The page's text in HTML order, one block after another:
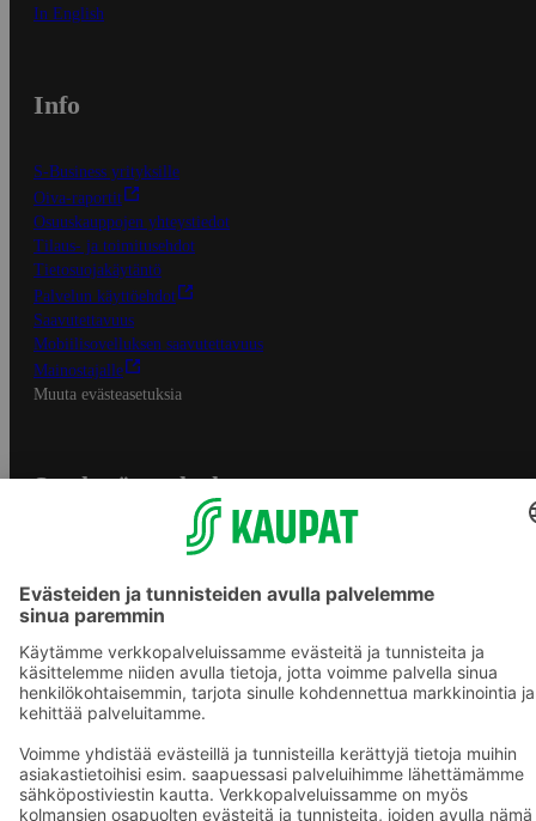
In English
Info
S-Business yrityksille
Oiva-raportit
Osuuskauppojen yhteystiedot
Tilaus- ja toimitusehdot
Tietosuojakäytäntö
Palvelun käyttöehdot
Saavutettavuus
Mobiilisovelluksen saavutettavuus
Mainostajalle
Muuta evästeasetuksia
S-ryhmän palvelut
Yhteishyvä Ruoka -sovellus
Prisma.fi
Sokos.fi
S-Pankki
Sokos Hotels
Raflaamo